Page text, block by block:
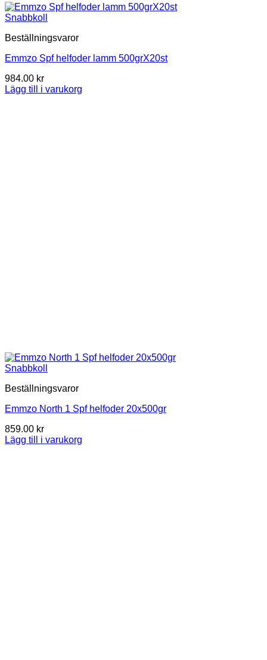
Snabbkoll
Beställningsvaror
Emmzo Spf helfoder lamm 500grX20st
984.00 kr
Lägg till i varukorg
Snabbkoll
Beställningsvaror
Emmzo North 1 Spf helfoder 20x500gr
859.00 kr
Lägg till i varukorg